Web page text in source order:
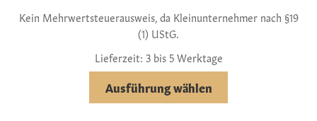
Kein Mehrwertsteuerausweis, da Kleinunternehmer nach §19
(1) UStG.
Lieferzeit: 3 bis 5 Werktage
Ausführung wählen